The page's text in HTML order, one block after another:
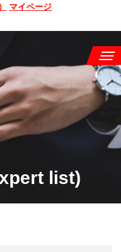
マイページ
list)